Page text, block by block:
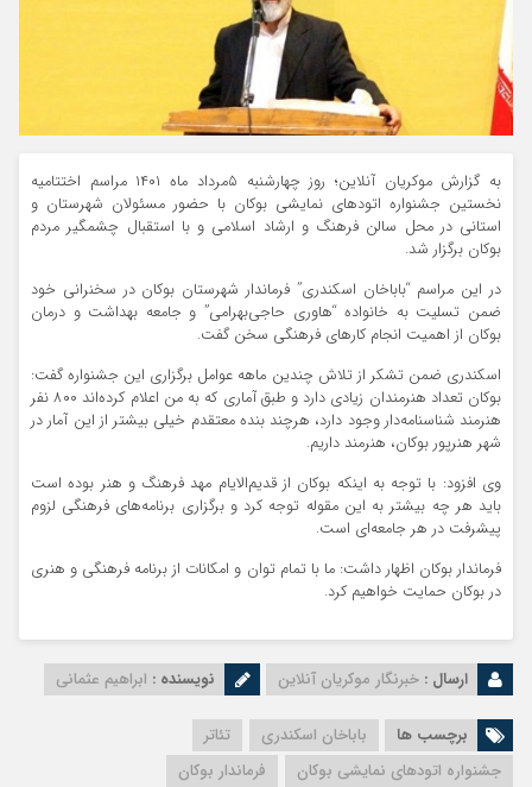
به گزارش موکریان آنلاین؛ روز چهارشنبه ۵مرداد ماه ۱۴۰۱ مراسم اختتامیه
نخستین جشنواره اتودهای نمایشی بوکان با حضور مسئولان شهرستان و
استانی در محل سالن فرهنگ و ارشاد اسلامی و با استقبال چشمگیر مردم
بوکان برگزار شد.
در این مراسم “باباخان اسکندری” فرماندار شهرستان بوکان در سخنرانی خود
ضمن تسلیت به خانواده “هاوری حاجی‌بهرامی” و جامعه بهداشت و درمان
بوکان از اهمیت انجام کارهای فرهنگی سخن گفت.
اسکندری ضمن تشکر از تلاش چندین ماهه عوامل برگزاری این جشنواره گفت:
بوکان تعداد هنرمندان زیادی دارد و طبق آماری که به من اعلام کرده‌اند ۸۰۰ نفر
هنرمند شناسنامه‌دار وجود دارد، هرچند بنده معتقدم خیلی بیشتر از این آمار در
شهر هنرپور بوکان، هنرمند داریم.
وی افزود: با توجه به اینکه بوکان از قدیم‌الایام مهد فرهنگ و هنر بوده است
باید هر چه بیشتر به این مقوله توجه کرد و برگزاری برنامه‌های فرهنگی لزوم
پیشرفت در هر جامعه‌ای است.
فرماندار بوکان اظهار داشت: ما با تمام توان و امکانات از برنامه فرهنگی و هنری
در بوکان حمایت خواهیم کرد.
ارسال : خبرنگار موکریان آنلاین نویسنده : ابراهیم عثمانی
برچسب ها باباخان اسکندری
تئاتر
جشنواره اتودهای نمایشی بوکان
فرماندار بوکان